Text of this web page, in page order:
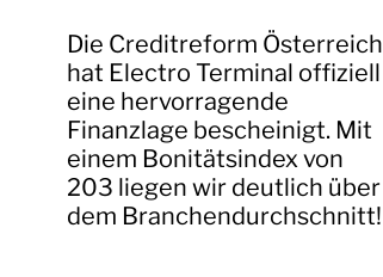
Die Creditreform Österreich
hat Electro Terminal offiziell
eine hervorragende
Finanzlage bescheinigt. Mit
einem Bonitätsindex von
203 liegen wir deutlich über
dem Branchendurchschnitt!